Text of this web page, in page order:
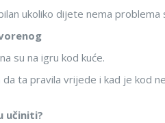
ukoliko dijete nema
su na igru kod kuće.
ta pravila vrijede i kad je kod
učiniti?